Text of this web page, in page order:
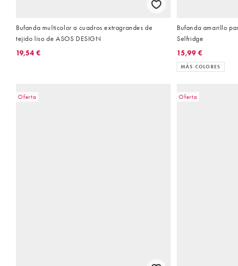
Bufanda multicolor a cuadros extragrandes de
tejido liso de ASOS DESIGN
19,54 €
Bufanda amarillo
Selfridge
15,99 €
MÁS COLORES
Oferta Oferta